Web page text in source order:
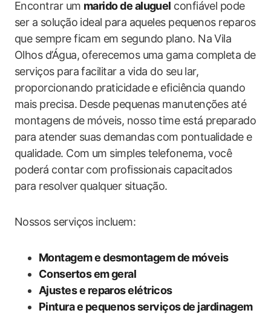
Encontrar um marido de aluguel confiável pode
ser a solução ideal para aqueles pequenos reparos
que sempre ficam em segundo plano. Na Vila
Olhos d’Água, oferecemos uma gama completa de
serviços para facilitar a vida do seu lar,
proporcionando praticidade e eficiência quando
mais precisa. Desde pequenas manutenções até
montagens de móveis, nosso time está preparado
para atender suas demandas com pontualidade e
qualidade. Com um simples telefonema, você
poderá contar com profissionais capacitados
para resolver qualquer situação.
Nossos serviços incluem:
Montagem e desmontagem de móveis
Consertos em geral
Ajustes e reparos elétricos
Pintura e pequenos serviços de jardinagem